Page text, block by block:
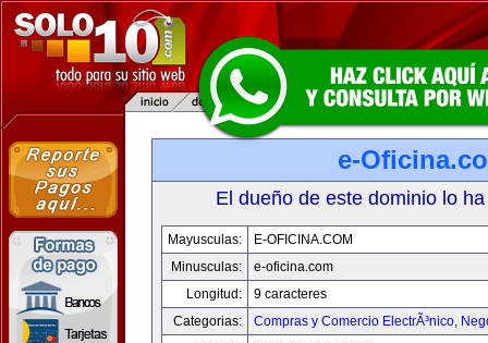
e-
El dueño de este dominio lo
Mayusculas:
E-OFICINA.COM
Minusculas:
e-oficina.com
Longitud:
9 caracteres
Categorias:
Compras y Comercio ElectrÃ³nico,